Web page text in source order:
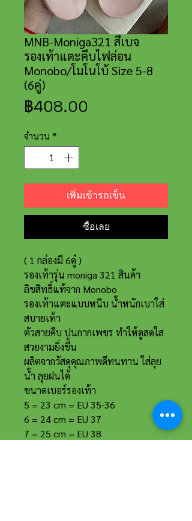
MNB-Moniga321 สีเบจ
รองเท้าแตะคีบไฟล่อน
Monobo/โมโนโบ้ Size 5-8
(6คู่)
฿408.00
จำนวน *
เพิ่มเข้ารถเข็น
ซื้อเลย
( 1 กล่องมี 6คู๋ )
รองเท้ารุ่น moniga 321 สินค้า
ลิขสิทธิ์แท้จาก Monobo
รองเท้าแตะแบบหนีบ น้ำหนักเบาใส่
สบายเท้า
ตัวสายคีบ ปนกากเพชร ทำให้ดูสดใส
สวยงามยิ่งขึ้น
ผลิตจากวัสดุคุณภาพดีทนทาน ใส่ลุย
น้ำ ลุยฝนได้
ขนาดเบอร์รองเท้า
5 = 23 cm = EU 35-36
6 = 24 cm = EU 37
7 = 25 cm = EU 38